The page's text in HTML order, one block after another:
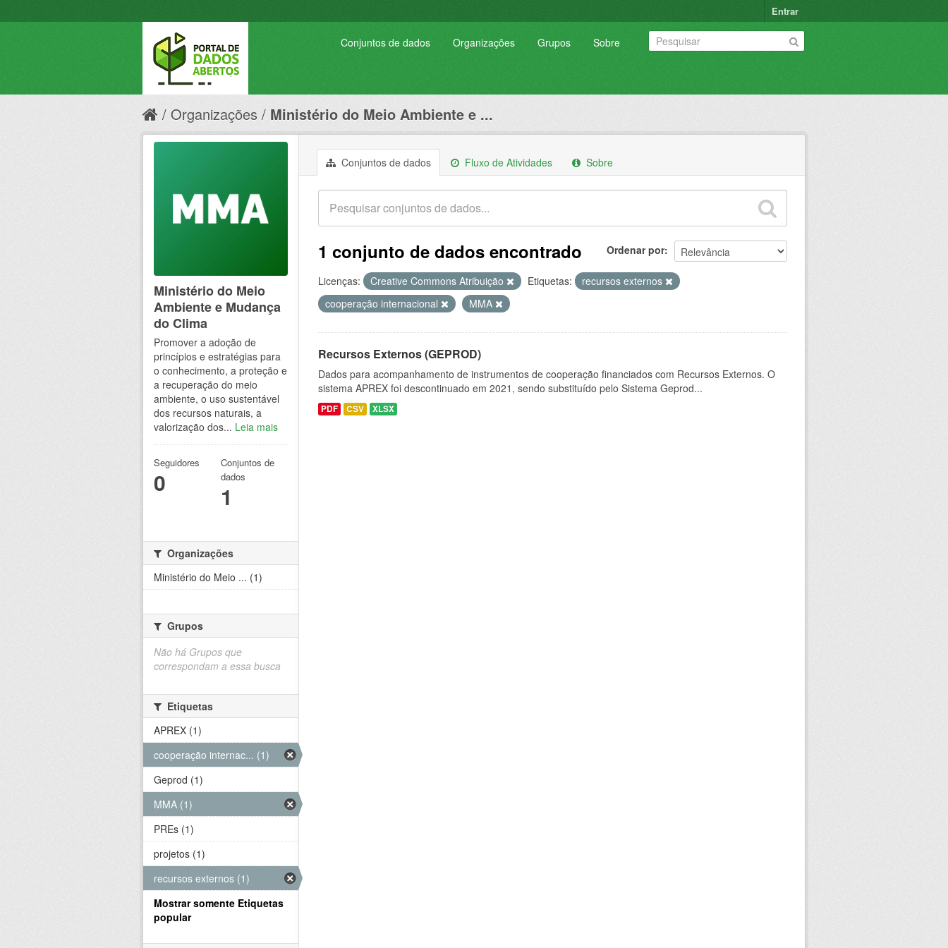
Entrar
Conjuntos de dados Organizações Grupos Sobre
Organizações Ministério do Meio Ambiente e ...
Conjuntos de dados Fluxo de Atividades Sobre
Ordenar por
1 conjunto de dados encontrado
Licenças: Creative Commons Atribuição Etiquetas:
recursos externos
cooperação internacional
MMA
Recursos Externos (GEPROD)
Dados para acompanhamento de instrumentos de cooperação financiados com Recursos Externos. O
sistema APREX foi descontinuado em 2021, sendo substituído pelo Sistema Geprod...
PDF CSV XLSX
Ministério do Meio
Ambiente e Mudança
do Clima
Promover a adoção de
princípios e estratégias para
o conhecimento, a proteção e
a recuperação do meio
ambiente, o uso sustentável
dos recursos naturais, a
valorização dos... Leia mais
Seguidores
0
Conjuntos de
dados
1
Organizações
Ministério do Meio ... (1)
Grupos
Não há Grupos que
correspondam a essa busca
Etiquetas
APREX (1)
cooperação internac... (1)
Geprod (1)
MMA (1)
PREs (1)
projetos (1)
recursos externos (1)
Mostrar somente Etiquetas
popular